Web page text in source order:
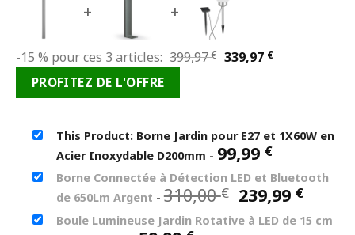
+ +
-15 % pour ces 3 articles: 399,97€ Le
399,97 €.
339,97 €Le
339,97 €.
PROFITEZ DE L'OFFRE
This Product: Borne Jardin pour E27 et 1X60W en
Acier Inoxydable D200mm - 99,99 €
Borne Connectée à Détection LED et Bluetooth
de 650Lm Argent -310,00€ Le
prix
initial
239,99 €Le
prix
Boule Lumineuse Jardin Rotative à LED de 15 cm